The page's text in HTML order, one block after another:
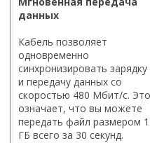
данных
Кабель позволяет
одновременно
синхронизировать зарядку
и передачу данных со
скоростью 480 Мбит/с. Это
означает, что вы можете
передать файл размером 1
ГБ всего за 30 секунд.